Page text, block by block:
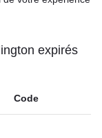
expirés
Code